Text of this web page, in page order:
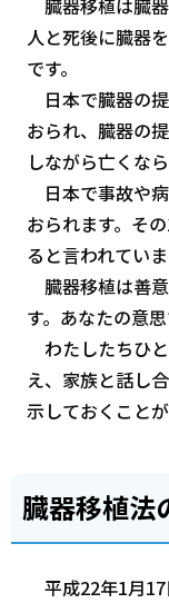
臓器移植は臓
人と死後に臓器
です。
日本で臓器の
おられ、臓器の
しながら亡くな
日本で事故や
おられます。そ
ると言われていま
臓器移植は善
す。あなたの意
わたしたちひ
え、家族と話し
示しておくことが
臓器移植法
平成22年1月17